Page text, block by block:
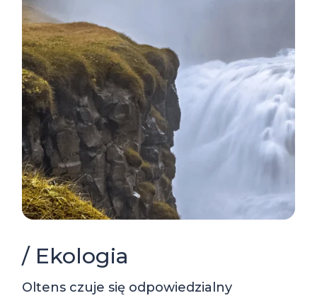
/ Ekologia
Oltens czuje się odpowiedzialny